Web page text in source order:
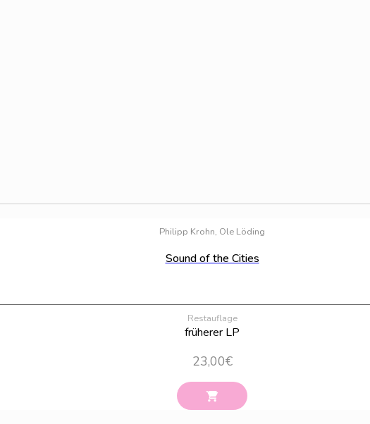
Philipp Krohn, Ole Löding
Sound of the Cities
Restauflage
früherer LP
23,00€